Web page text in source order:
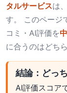
タルサービスは
す。 このページ
コミ・AI評価を
に合うのはどち
結論：どっ
AI評価スコア